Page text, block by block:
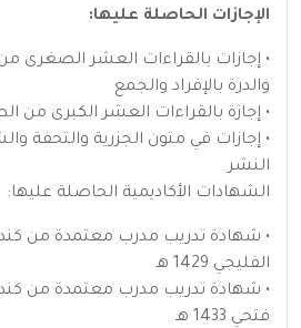
الإجازات الحاصلة عليها:
• إجازات بالقراءات العشر الصغرى
والدرة بالإفراد والجمع
• إجازة بالقراءات العشر الكبرى من
• إجازات في متون الجزرية والتحفة
النشر
الشهادات الأكاديمية الحاصلة عليها:
• شهادة تدريب مدرب معتمدة من
الفليجي 1429 هـ
• شهادة تدريب مدرب معتمدة من
فتحي 1433 هـ